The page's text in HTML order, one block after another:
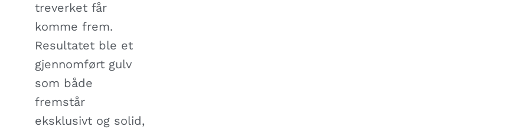
treverket får
komme frem.
Resultatet ble et
gjennomført gulv
som både
fremstår
eksklusivt og solid,